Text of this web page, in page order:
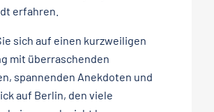
erfahren.
sich auf einen kurzweiligen
mit überraschenden
spannenden Anekdoten und
auf Berlin, den viele